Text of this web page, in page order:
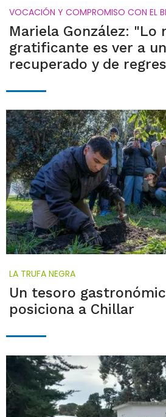
VOCACIÓN Y COMPROMISO CON EL
Mariela González: "Lo
gratificante es ver a
recuperado y de
LA TRUFA NEGRA
Un tesoro
posiciona a Chillar